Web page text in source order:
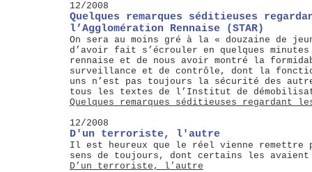
12/2008
Quelques remarques séditieuses
l’Agglomération Rennaise (STAR)
On sera au moins gré à la « douzaine de
d’avoir fait s’écrouler en quelques
rennaise et de nous avoir montré la
surveillance et de contrôle, dont la
uns n’est pas toujours la sécurité des
tous les textes de l’Institut de
Quelques remarques séditieuses regardant
12/2008
D'un terroriste, l'autre
Il est heureux que le réel vienne remettre
sens de toujours, dont certains les
D’un terroriste, l’autre